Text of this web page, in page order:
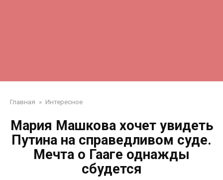
Главная » Интересное
Мария Машкова хочет увидеть
Путина на справедливом суде.
Мечта о Гааге однажды
сбудется